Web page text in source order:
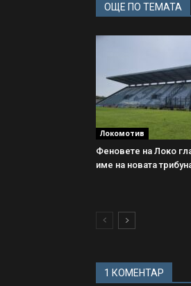
ОЩЕ ПО ТЕМАТА
Локомотив
Феновете на Локо
име на новата
1 КОМЕНТАР